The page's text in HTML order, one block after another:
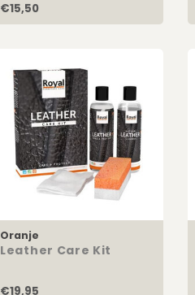
€15,50
Oranje
Leather Care Kit
€19,95